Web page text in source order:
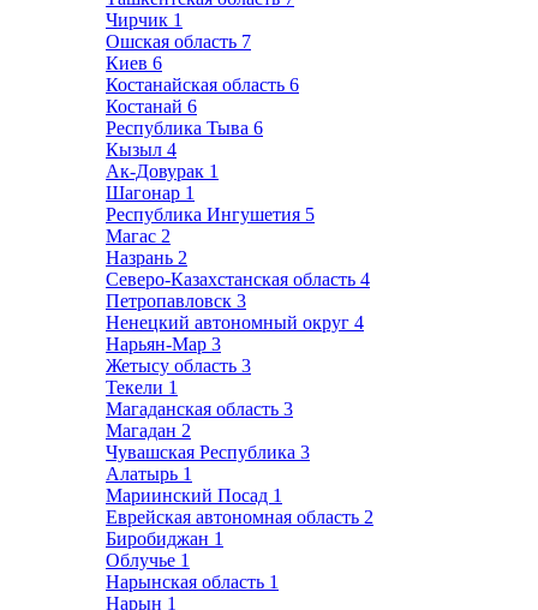
Чирчик 1
Ошская область 7
Киев 6
Костанайская область 6
Костанай 6
Республика Тыва 6
Кызыл 4
Ак-Довурак 1
Шагонар 1
Республика Ингушетия 5
Магас 2
Назрань 2
Северо-Казахстанская область 4
Петропавловск 3
Ненецкий автономный округ 4
Нарьян-Мар 3
Жетысу область 3
Текели 1
Магаданская область 3
Магадан 2
Чувашская Республика 3
Алатырь 1
Мариинский Посад 1
Еврейская автономная область 2
Биробиджан 1
Облучье 1
Нарынская область 1
Нарын 1